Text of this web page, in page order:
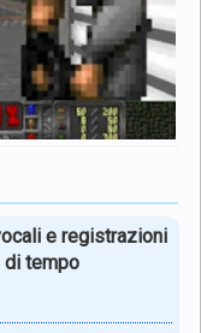
e registrazioni
tempo